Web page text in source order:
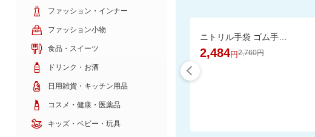
ニトリル手袋 ゴム手袋 使い捨て 食品衛生適合 SS S M L サイズ 白 青 黒 業務用
2,484円2,760円
ファッション・インナー
ファッション小物
食品・スイーツ
ドリンク・お酒
日用雑貨・キッチン用品
コスメ・健康・医薬品
キッズ・ベビー・玩具